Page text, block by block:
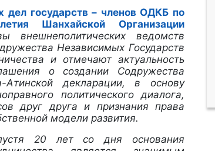
дел государств – членов ОДКБ по
Шанхайской Организации
внешнеполитических ведомств
Независимых Государств
и отмечают актуальность
о создании Содружества
декларации, в основу
политического диалога,
друг друга и признания права
модели развития.
20 лет со дня основания